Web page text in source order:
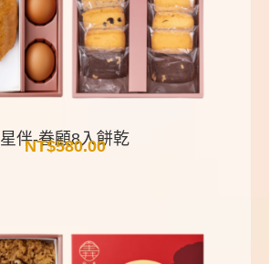
星伴-眷顧8入餅乾
NT$580.00